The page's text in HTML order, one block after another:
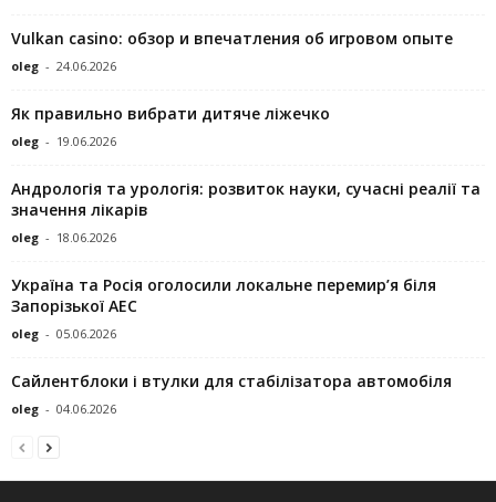
Vulkan casino: обзор и впечатления об игровом опыте
oleg - 24.06.2026
Як правильно вибрати дитяче ліжечко
oleg - 19.06.2026
Андрологія та урологія: розвиток науки, сучасні реалії та
значення лікарів
oleg - 18.06.2026
Україна та Росія оголосили локальне перемир’я біля
Запорізької АЕС
oleg - 05.06.2026
Сайлентблоки і втулки для стабілізатора автомобіля
oleg - 04.06.2026